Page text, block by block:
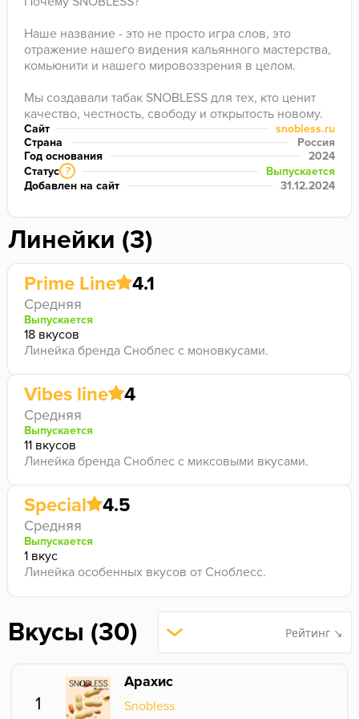
Наше название - это не просто игра слов, это
отражение нашего видения кальянного мастерства,
комьюнити и нашего мировоззрения в целом.
Мы создавали табак SNOBLESS для тех, кто ценит
качество, честность, свободу и открытость новому.
Поэтому, это странное слово не просто «название
для очередного табака», а стиль жизни.
Давайте будем настоящими и открытыми, без рамок
и предрассудков. Вместе.
STAY TRUE, BE SNOBLESS.
Сайт
snobless.ru
Страна
Россия
Год основания
2024
Статус ?
Выпускается
Добавлен на сайт
31.12.2024
Линейки (3)
Prime Line 4.1
Средняя
Выпускается
18 вкусов
Линейка бренда Сноблес с моновкусами.
Vibes line 4
Средняя
Выпускается
11 вкусов
Линейка бренда Сноблес с миксовыми вкусами.
Special 4.5
Средняя
Выпускается
1 вкус
Линейка особенных вкусов от Сноблесс.
Вкусы (30) Рейтинг ↘
1
Арахис
Snobless